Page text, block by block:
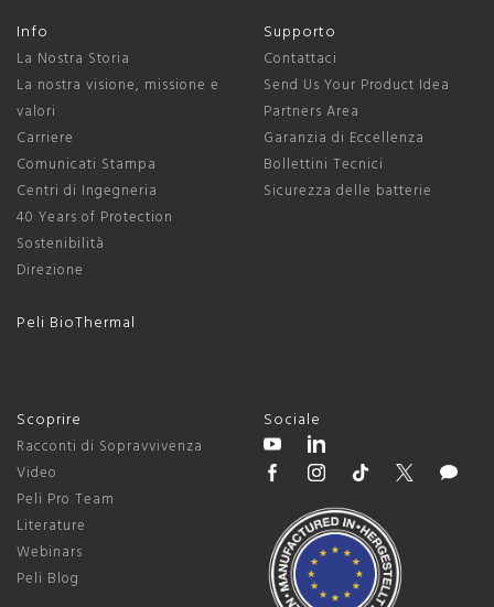
Info
La Nostra Storia
La nostra visione, missione e
valori
Carriere
Comunicati Stampa
Centri di Ingegneria
40 Years of Protection
Sostenibilità
Direzione
Peli BioThermal
Supporto
Contattaci
Send Us Your Product Idea
Partners Area
Garanzia di Eccellenza
Bollettini Tecnici
Sicurezza delle batterie
Scoprire
Racconti di Sopravvivenza
Video
Peli Pro Team
Literature
Webinars
Peli Blog
Sociale